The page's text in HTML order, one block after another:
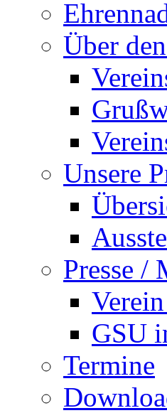
Über
Unsere
Presse /
GSU
Termine